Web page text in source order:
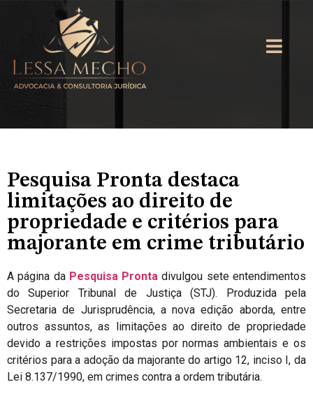
Pesquisa Pronta destaca
limitações ao direito de
propriedade e critérios para
majorante em crime tributário
A página da Pesquisa Pronta divulgou sete entendimentos
do Superior Tribunal de Justiça (STJ). Produzida pela
Secretaria de Jurisprudência, a nova edição aborda, entre
outros assuntos, as limitações ao direito de propriedade
devido a restrições impostas por normas ambientais e os
critérios para a adoção da majorante do artigo 12, inciso I, da
Lei 8.137/1990, em crimes contra a ordem tributária.